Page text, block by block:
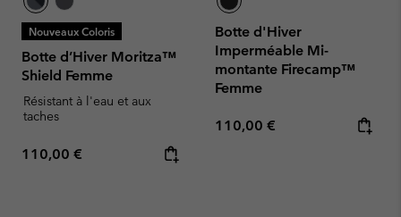
Nouveaux Coloris
Botte d’Hiver Moritza™
Shield Femme
Résistant à l'eau et aux
taches
Regular price:
110,00 €
Botte d'Hiver
Imperméable Mi-
montante Firecamp™
Femme
Regular price:
110,00 €